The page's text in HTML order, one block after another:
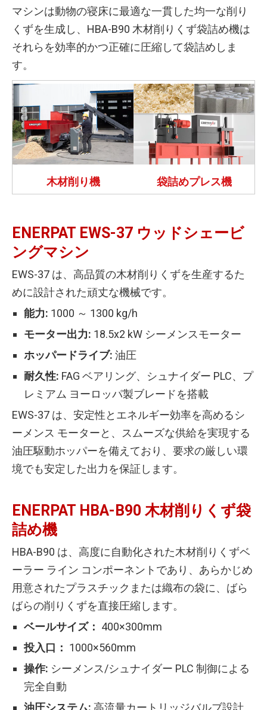
マシンは動物の寝床に最適な一貫した均一な削り
くずを生成し、HBA-B90 木材削りくず袋詰め機は
それらを効率的かつ正確に圧縮して袋詰めしま
す。
木材削り機 袋詰めプレス機
ENERPAT EWS-37 ウッドシェービ
ングマシン
EWS-37 は、高品質の木材削りくずを生産するた
めに設計された頑丈な機械です。
能力: 1000 ～ 1300 kg/h
モーター出力: 18.5x2 kW シーメンスモーター
ホッパードライブ: 油圧
耐久性: FAG ベアリング、シュナイダー PLC、プ
レミアム ヨーロッパ製ブレードを搭載
EWS-37 は、安定性とエネルギー効率を高めるシ
ーメンス モーターと、スムーズな供給を実現する
油圧駆動ホッパーを備えており、要求の厳しい環
境でも安定した出力を保証します。
ENERPAT HBA-B90 木材削りくず袋
詰め機
HBA-B90 は、高度に自動化された木材削りくずベ
ーラー ライン コンポーネントであり、あらかじめ
用意されたプラスチックまたは織布の袋に、ばら
ばらの削りくずを直接圧縮します。
ベールサイズ： 400×300mm
投入口： 1000×560mm
操作: シーメンス/シュナイダー PLC 制御による
完全自動
油圧システム: 高流量カートリッジバルブ設計、